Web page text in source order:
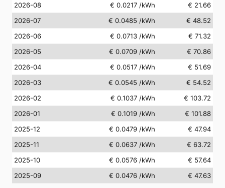
2026-08 € 0.0217 /kWh
€ 21.66
2026-07
€ 0.0485 /kWh
€ 48.52
2026-06
€ 0.0713 /kWh
€ 71.32
2026-05
€ 0.0709 /kWh
€ 70.86
2026-04
€ 0.0517 /kWh
€ 51.69
2026-03
€ 0.0545 /kWh
€ 54.52
2026-02
€ 0.1037 /kWh
€ 103.72
2026-01
€ 0.1019 /kWh
€ 101.88
2025-12
€ 0.0479 /kWh
€ 47.94
2025-11
€ 0.0637 /kWh
€ 63.72
2025-10
€ 0.0576 /kWh
€ 57.64
2025-09
€ 0.0476 /kWh € 47.63